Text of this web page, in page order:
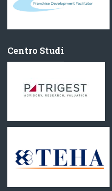
Centro Studi